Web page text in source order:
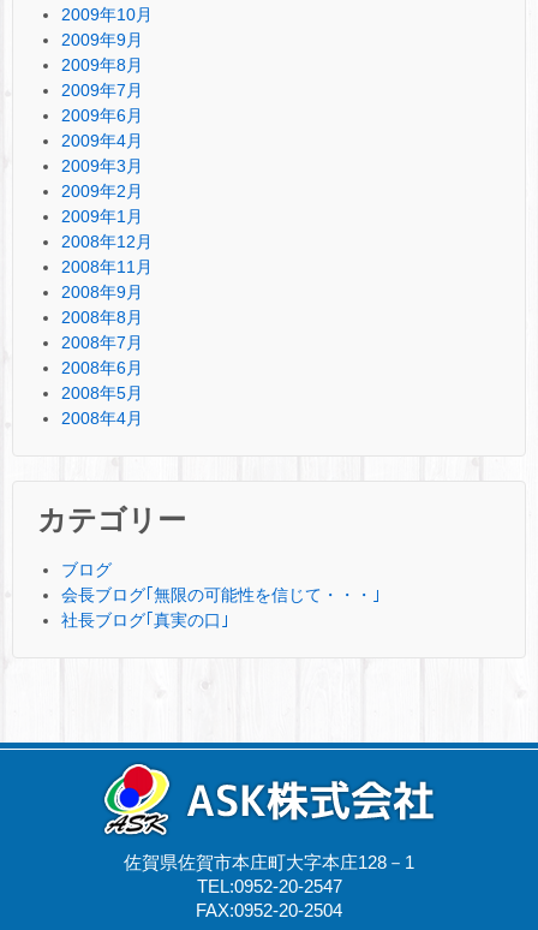
2009年10月
2009年9月
2009年8月
2009年7月
2009年6月
2009年4月
2009年3月
2009年2月
2009年1月
2008年12月
2008年11月
2008年9月
2008年8月
2008年7月
2008年6月
2008年5月
2008年4月
カテゴリー
ブログ
会長ブログ｢無限の可能性を信じて・・・｣
社長ブログ｢真実の口｣
佐賀県佐賀市本庄町大字本庄128－1
TEL:0952-20-2547
FAX:0952-20-2504